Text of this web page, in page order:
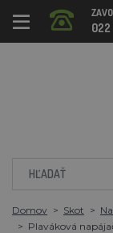
022
Domov Skot
Plaváková